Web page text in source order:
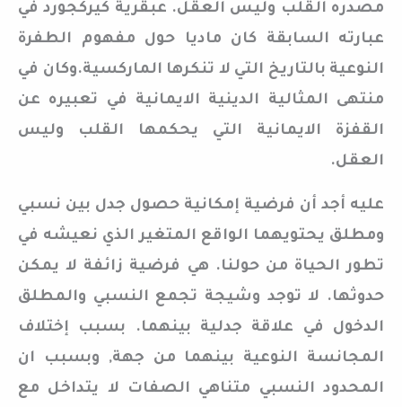
مصدره القلب وليس العقل. عبقرية كيركجورد في
عبارته السابقة كان ماديا حول مفهوم الطفرة
النوعية بالتاريخ التي لا تنكرها الماركسية.وكان في
منتهى المثالية الدينية الايمانية في تعبيره عن
القفزة الايمانية التي يحكمها القلب وليس
العقل.
عليه أجد أن فرضية إمكانية حصول جدل بين نسبي
ومطلق يحتويهما الواقع المتغير الذي نعيشه في
تطور الحياة من حولنا. هي فرضية زائفة لا يمكن
حدوثها. لا توجد وشيجة تجمع النسبي والمطلق
الدخول في علاقة جدلية بينهما. بسبب إختلاف
المجانسة النوعية بينهما من جهة, وبسبب ان
المحدود النسبي متناهي الصفات لا يتداخل مع